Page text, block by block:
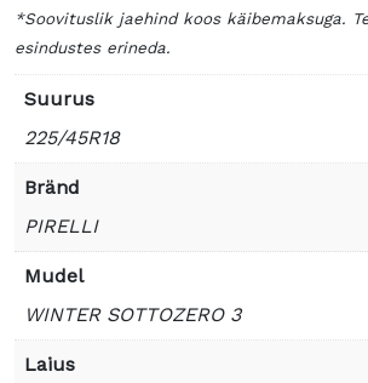
*Soovituslik jaehind koos käibemaksuga.
esindustes erineda.
Suurus
225/45R18
Bränd
PIRELLI
Mudel
WINTER SOTTOZERO 3
Laius